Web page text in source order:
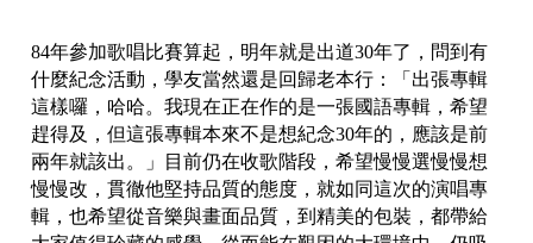
84年參加歌唱比賽算起，明年就是出道30年了，問到有
什麼紀念活動，學友當然還是回歸老本行：「出張專輯
這樣囉，哈哈。我現在正在作的是一張國語專輯，希望
趕得及，但這張專輯本來不是想紀念30年的，應該是前
兩年就該出。」目前仍在收歌階段，希望慢慢選慢慢想
慢慢改，貫徹他堅持品質的態度，就如同這次的演唱專
輯，也希望從音樂與畫面品質，到精美的包裝，都帶給